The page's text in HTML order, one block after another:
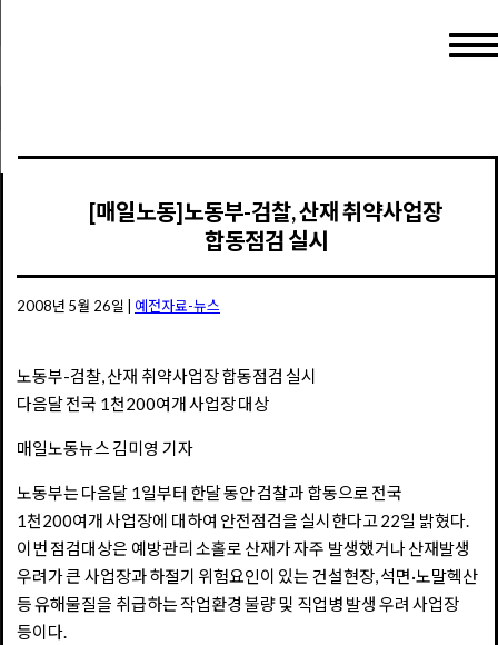
[매일노동]노동부-검찰, 산재 취약사업장
합동점검 실시
2008년 5월 26일 | 예전자료-뉴스
노동부-검찰, 산재 취약사업장 합동점검 실시
다음달 전국 1천200여개 사업장 대상
매일노동뉴스 김미영 기자
노동부는 다음달 1일부터 한달 동안 검찰과 합동으로 전국
1천200여개 사업장에 대하여 안전점검을 실시한다고 22일 밝혔다.
이번 점검대상은 예방관리 소홀로 산재가 자주 발생했거나 산재발생
우려가 큰 사업장과 하절기 위험요인이 있는 건설현장, 석면·노말헥산
등 유해물질을 취급하는 작업환경 불량 및 직업병 발생 우려 사업장
등이다.